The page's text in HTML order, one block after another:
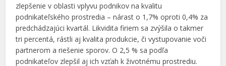
zlepšenie v oblasti vplyvu podnikov na kvalitu
podnikateľského prostredia – nárast o 1,7% oproti 0,4% za
predchádzajúci kvartál. Likvidita firiem sa zvýšila o takmer
tri percentá, rástli aj kvalita produkcie, či vystupovanie voči
partnerom a riešenie sporov. O 2,5 % sa podľa
podnikateľov zlepšil aj ich vzťah k životnému prostrediu.